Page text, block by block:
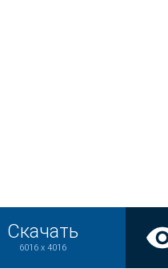
Скачать
6016 x 4016